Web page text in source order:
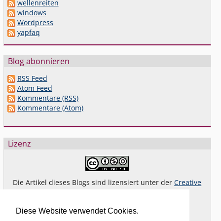
Diese Website verwendet Cookies.
wellenreiten
windows
Wordpress
yapfaq
Blog abonnieren
RSS Feed
Atom Feed
Kommentare (RSS)
Kommentare (Atom)
Lizenz
Die Artikel dieses Blogs sind lizensiert unter derCreative
Das giltnichtfür Bilder oder (andere) erkennbare